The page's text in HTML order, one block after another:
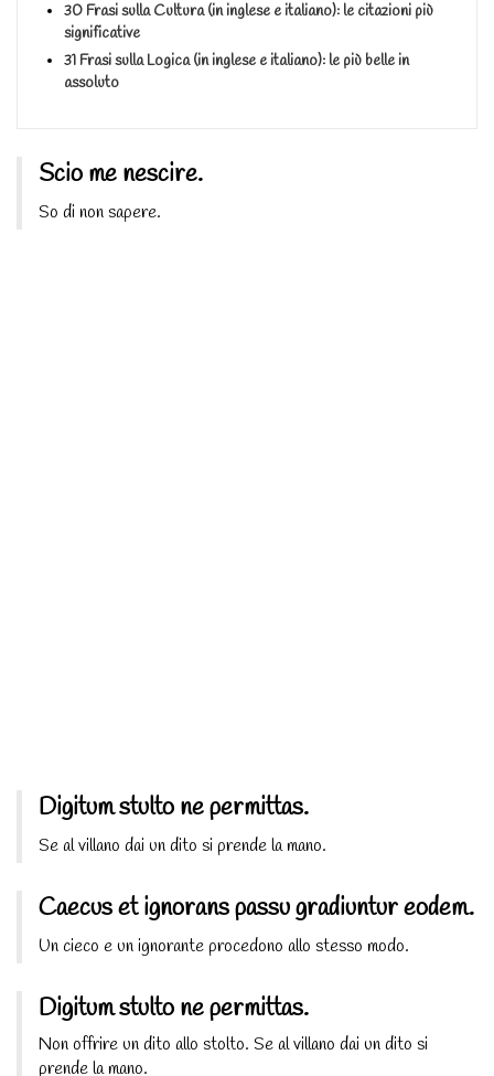
30 Frasi sulla Cultura (in inglese e italiano): le citazioni più
significative
31 Frasi sulla Logica (in inglese e italiano): le più belle in
assoluto
Scio me nescire.
So di non sapere.
Digitum stulto ne permittas.
Se al villano dai un dito si prende la mano.
Caecus et ignorans passu gradiuntur eodem.
Un cieco e un ignorante procedono allo stesso modo.
Digitum stulto ne permittas.
Non offrire un dito allo stolto. Se al villano dai un dito si
prende la mano.